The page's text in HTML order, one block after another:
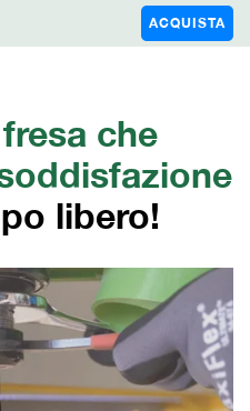
ACQUISTA
che
libero!